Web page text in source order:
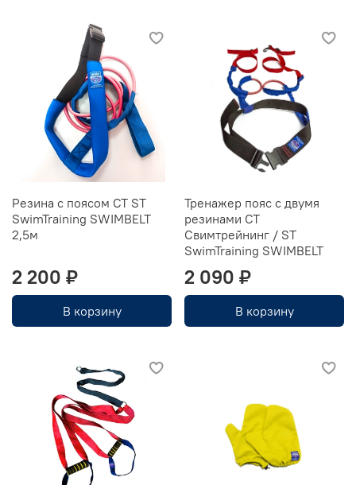
Резина с поясом СТ ST
SwimTraining SWIMBELT
2,5м
2 200 ₽
В корзину
Тренажер пояс с двумя
резинами CT
Свимтрейнинг / ST
SwimTraining SWIMBELT
2 090 ₽
В корзину